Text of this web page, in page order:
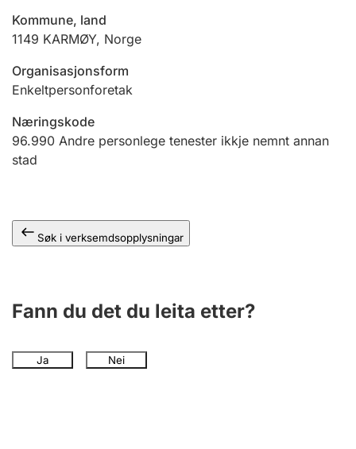
Ektepaktrettleiaren
Andre tema
Kommune, land
1149 KARMØY, Norge
Organisasjonsform
Enkeltpersonforetak
Næringskode
96.990 Andre personlege tenester ikkje nemnt annan
stad
Søk i verksemdsopplysningar
Fann du det du leita etter?
Ja Nei